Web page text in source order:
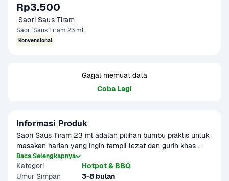
Rp3.500
Saori Saus Tiram
Saori Saus Tiram 23 ml
Konvensional
Gagal memuat data
Coba Lagi
Informasi Produk
Saori Saus Tiram 23 ml adalah pilihan bumbu praktis untuk
masakan harian yang ingin tampil lezat dan gurih khas
oriental. Cocok digunakan untuk tumisan, sayuran, atau
masakan berbahan daging. Hadir dalam kemasan sachet
mini yang pas untuk sekali pakai, membuat masak jadi
Baca Selengkapnya
Kategori
Hotpot & BBQ
Umur Simpan
3-8 bulan